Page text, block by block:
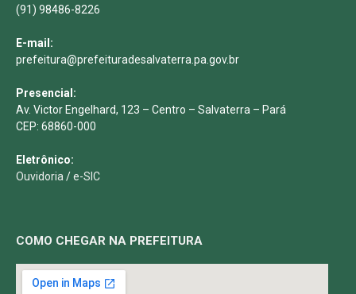
(91) 98486-8226
E-mail:
prefeitura@prefeituradesalvaterra.pa.gov.br
Presencial:
Av. Victor Engelhard, 123 – Centro – Salvaterra – Pará
CEP: 68860-000
Eletrônico:
Ouvidoria /e-SIC
COMO CHEGAR NA PREFEITURA